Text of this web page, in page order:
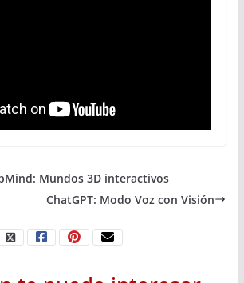
Mundos 3D interactivos
ChatGPT: Modo Voz con Visión